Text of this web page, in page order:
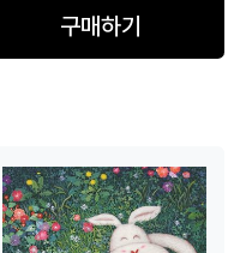
구매하기